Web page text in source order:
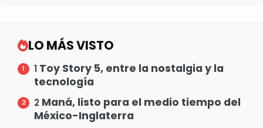
LO MÁS VISTO
1 Toy Story 5, entre la nostalgia y la
tecnología
2 Maná, listo para el medio tiempo del
México-Inglaterra